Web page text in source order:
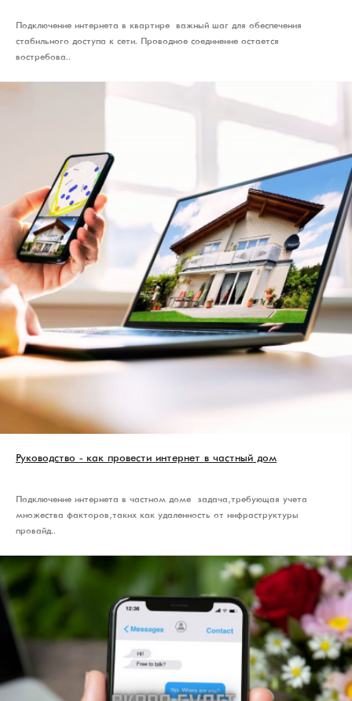
Подключение интернета в квартире – важный шаг для обеспечения
стабильного доступа к сети. Проводное соединение остается
востребова..
Руководство - как провести интернет в частный дом
Подключение интернета в частном доме – задача, требующая учета
множества факторов, таких как удаленность от инфраструктуры
провайд..